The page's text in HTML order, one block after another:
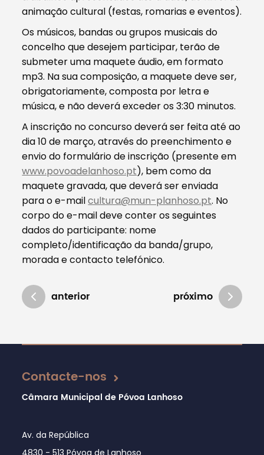
animação cultural (festas, romarias e eventos).
Os músicos, bandas ou grupos musicais do
concelho que desejem participar, terão de
submeter uma maquete áudio, em formato
mp3. Na sua composição, a maquete deve ser,
obrigatoriamente, composta por letra e
música, e não deverá exceder os 3:30 minutos.
A inscrição no concurso deverá ser feita até ao
dia 10 de março, através do preenchimento e
envio do formulário de inscrição (presente em
www.povoadelanhoso.pt), bem como da
maquete gravada, que deverá ser enviada
para o e-mailcultura@mun-planhoso.pt. No
corpo do e-mail deve conter os seguintes
dados do participante: nome
completo/identificação da banda/grupo,
morada e contacto telefónico.
anterior próximo
Atualizado em 01/08/2024
Contacte-nos
Câmara Municipal de Póvoa Lanhoso
Av. da República
4830 - 513 Póvoa de Lanhoso